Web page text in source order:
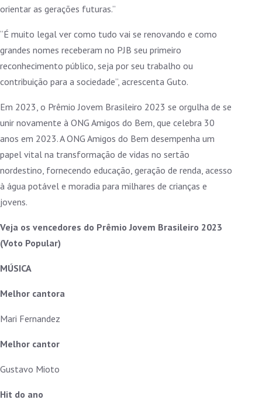
orientar as gerações futuras.”
“É muito legal ver como tudo vai se renovando e como
grandes nomes receberam no PJB seu primeiro
reconhecimento público, seja por seu trabalho ou
contribuição para a sociedade”, acrescenta Guto.
Em 2023, o Prêmio Jovem Brasileiro 2023 se orgulha de se
unir novamente à ONG Amigos do Bem, que celebra 30
anos em 2023. A ONG Amigos do Bem desempenha um
papel vital na transformação de vidas no sertão
nordestino, fornecendo educação, geração de renda, acesso
à água potável e moradia para milhares de crianças e
jovens.
Veja os vencedores do Prêmio Jovem Brasileiro 2023
(Voto Popular)
MÚSICA
Melhor cantora
Mari Fernandez
Melhor cantor
Gustavo Mioto
Hit do ano